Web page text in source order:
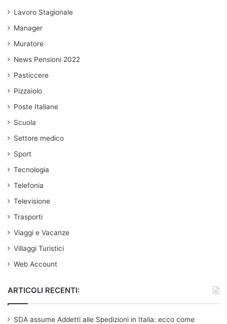
Lavoro Stagionale
Manager
Muratore
News Pensioni 2022
Pasticcere
Pizzaiolo
Poste Italiane
Scuola
Settore medico
Sport
Tecnologia
Telefonia
Televisione
Trasporti
Viaggi e Vacanze
Villaggi Turistici
Web Account
ARTICOLI RECENTI:
SDA assume Addetti alle Spedizioni in Italia: ecco come